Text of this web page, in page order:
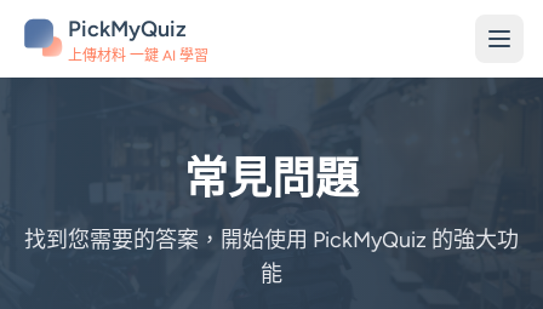
PickMyQuiz
上傳材料 一鍵 AI 學習
常見問題
找到您需要的答案，開始使用 PickMyQuiz 的強大功
能